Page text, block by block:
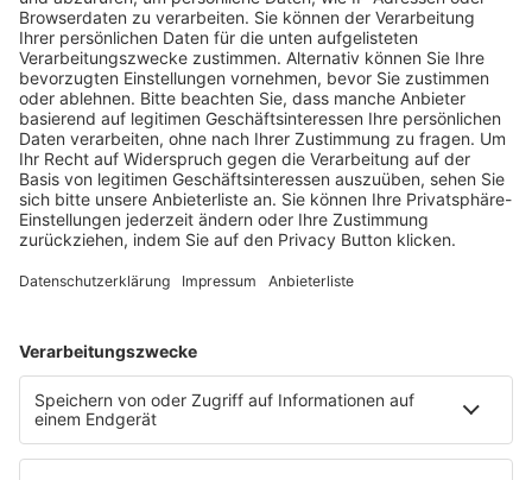
Fachmedien Recht und Wirtschaft
Ein Fachbereich der
dfv Mediengruppe
Mainzer Landstr. 251
60326 Frankfurt am Main
E-Mail:info@ruw.de
Web:https://www.ruw.de
AGB
Datenschutzerklärung
Genderhinweis
Cookie-Einstellungen